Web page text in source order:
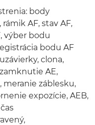
body
AF, stav AF,
výber bodu
bodu AF
clona,
AE,
záblesku,
expozície, AEB,